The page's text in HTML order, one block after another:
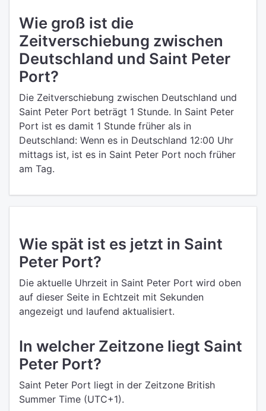
Wie groß ist die
Zeitverschiebung zwischen
Deutschland und Saint Peter
Port?
Die Zeitverschiebung zwischen Deutschland und
Saint Peter Port beträgt 1 Stunde. In Saint Peter
Port ist es damit 1 Stunde früher als in
Deutschland: Wenn es in Deutschland 12:00 Uhr
mittags ist, ist es in Saint Peter Port noch früher
am Tag.
Wie spät ist es jetzt in Saint
Peter Port?
Die aktuelle Uhrzeit in Saint Peter Port wird oben
auf dieser Seite in Echtzeit mit Sekunden
angezeigt und laufend aktualisiert.
In welcher Zeitzone liegt Saint
Peter Port?
Saint Peter Port liegt in der Zeitzone British
Summer Time (UTC+1).